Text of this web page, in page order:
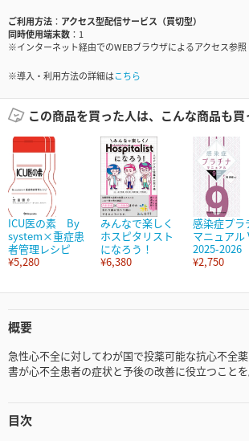
ご利用方法
アクセス型配信サービス（買切型）
同時使用端末数
1
※インターネット経由でのWEBブラウザによるアクセス参照
※導入・利用方法の詳細はこちら
この商品を買った人は、こんな商品も買
ICU医の素 By
system×重症患
者管理レシピ
¥5,280
みんなで楽しく
ホスピタリスト
になろう！
¥6,380
感染症プラ
マニュアル
2025-2026
¥2,750
概要
急性心不全に対してわが国で投薬可能な抗心不全
書が心不全患者の症状と予後の改善に役立つことを
目次